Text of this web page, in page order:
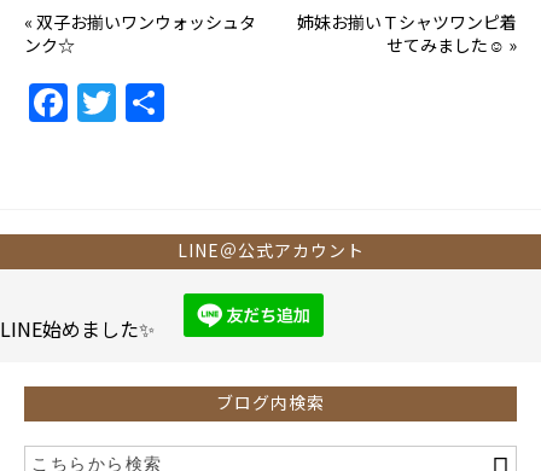
« 双子お揃いワンウォッシュタ
ンク☆
姉妹お揃いＴシャツワンピ着
せてみました☺ »
F
a
b
o
k
T
w
LINE＠公式アカウント
LINE始めました✨
ブログ内検索